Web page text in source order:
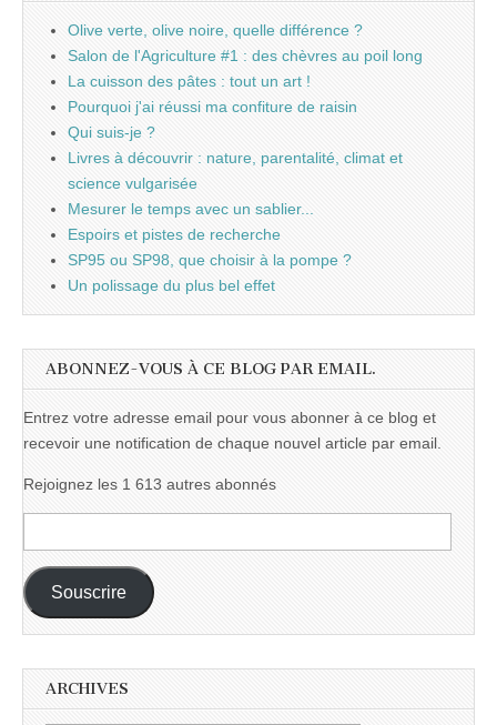
Olive verte, olive noire, quelle différence ?
Salon de l'Agriculture #1 : des chèvres au poil long
La cuisson des pâtes : tout un art !
Pourquoi j'ai réussi ma confiture de raisin
Qui suis-je ?
Livres à découvrir : nature, parentalité, climat et
science vulgarisée
Mesurer le temps avec un sablier...
Espoirs et pistes de recherche
SP95 ou SP98, que choisir à la pompe ?
Un polissage du plus bel effet
ABONNEZ-VOUS À CE BLOG PAR EMAIL.
Entrez votre adresse email pour vous abonner à ce blog et
recevoir une notification de chaque nouvel article par email.
Rejoignez les 1 613 autres abonnés
e-
mail :
Souscrire
ARCHIVES